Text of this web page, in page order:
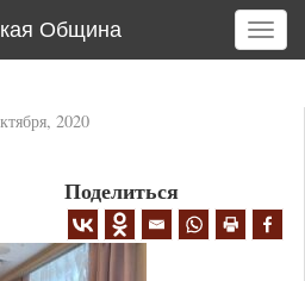
Община
T
o
a
v
2020
Поделиться